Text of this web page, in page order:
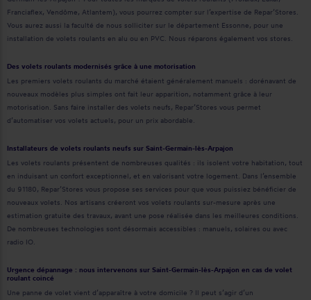
Franciaflex, Vendôme, Atlantem), vous pourrez compter sur l’expertise de Repar’Stores.
Vous aurez aussi la faculté de nous solliciter sur le département Essonne, pour une
installation de volets roulants en alu ou en PVC. Nous réparons également vos stores.
Des volets roulants modernisés grâce à une motorisation
Les premiers volets roulants du marché étaient généralement manuels : dorénavant de
nouveaux modèles plus simples ont fait leur apparition, notamment grâce à leur
motorisation. Sans faire installer des volets neufs, Repar’Stores vous permet
d’automatiser vos volets actuels, pour un prix abordable.
Installateurs de volets roulants neufs sur Saint-Germain-lès-Arpajon
Les volets roulants présentent de nombreuses qualités : ils isolent votre habitation, tout
en induisant un confort exceptionnel, et en valorisant votre logement. Dans l’ensemble
du 91180, Repar’Stores vous propose ses services pour que vous puissiez bénéficier de
nouveaux volets. Nos artisans créeront vos volets roulants sur-mesure après une
estimation gratuite des travaux, avant une pose réalisée dans les meilleures conditions.
De nombreuses technologies sont désormais accessibles : manuels, solaires ou avec
radio IO.
Urgence dépannage : nous intervenons sur Saint-Germain-lès-Arpajon en cas de volet
roulant coincé
Une panne de volet vient d’apparaître à votre domicile ? Il peut s’agir d’un